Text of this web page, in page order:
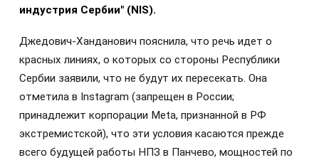
индустрия Сербии" (NIS).
Джедович-Ханданович пояснила, что речь идет о
красных линиях, о которых со стороны Республики
Сербии заявили, что не будут их пересекать. Она
отметила в Instagram (запрещен в России;
принадлежит корпорации Meta, признанной в РФ
экстремистской), что эти условия касаются прежде
всего будущей работы НПЗ в Панчево, мощностей по